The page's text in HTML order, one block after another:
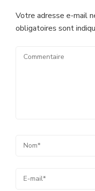
Votre adresse e-mail
obligatoires sont